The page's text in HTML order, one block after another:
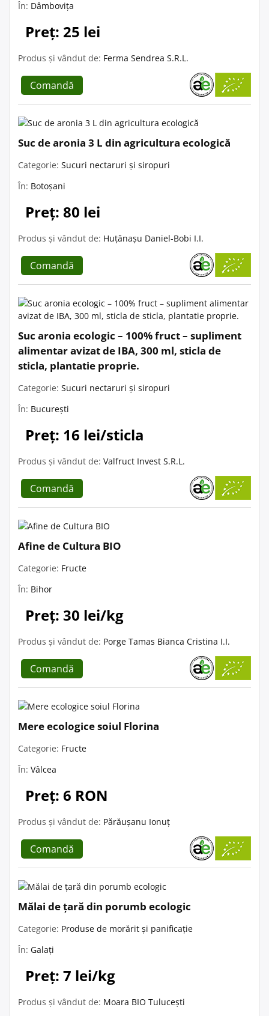
În: Dâmbovița
Preț: 25 lei
Produs și vândut de: Ferma Sendrea S.R.L.
Comandă
Suc de aronia 3 L din agricultura ecologică
Categorie: Sucuri nectaruri și siropuri
În: Botoșani
Preț: 80 lei
Produs și vândut de: Huțănașu Daniel-Bobi I.I.
Comandă
Suc aronia ecologic – 100% fruct – supliment
alimentar avizat de IBA, 300 ml, sticla de
sticla, plantatie proprie.
Categorie: Sucuri nectaruri și siropuri
În: București
Preț: 16 lei/sticla
Produs și vândut de: Valfruct Invest S.R.L.
Comandă
Afine de Cultura BIO
Categorie: Fructe
În: Bihor
Preț: 30 lei/kg
Produs și vândut de: Porge Tamas Bianca Cristina I.I.
Comandă
Mere ecologice soiul Florina
Categorie: Fructe
În: Vâlcea
Preț: 6 RON
Produs și vândut de: Părăușanu Ionuț
Comandă
Mălai de țară din porumb ecologic
Categorie: Produse de morărit și panificație
În: Galați
Preț: 7 lei/kg
Produs și vândut de: Moara BIO Tulucești